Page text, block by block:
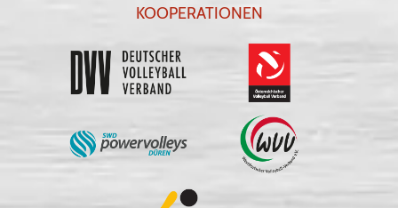
KOOPERATIONEN